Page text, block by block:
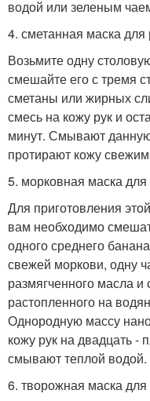
водой или зеленым
4. сметанная маска для
Возьмите одну
смешайте его с тремя
сметаны или жирных
смесь на кожу рук и
минут. Смывают
протирают кожу
5. морковная маска для
Для приготовления
вам необходимо
одного среднего
свежей моркови, одну
размягченного масла
растопленного на
Однородную массу
кожу рук на двадцать -
смывают теплой водой.
6. творожная маска для